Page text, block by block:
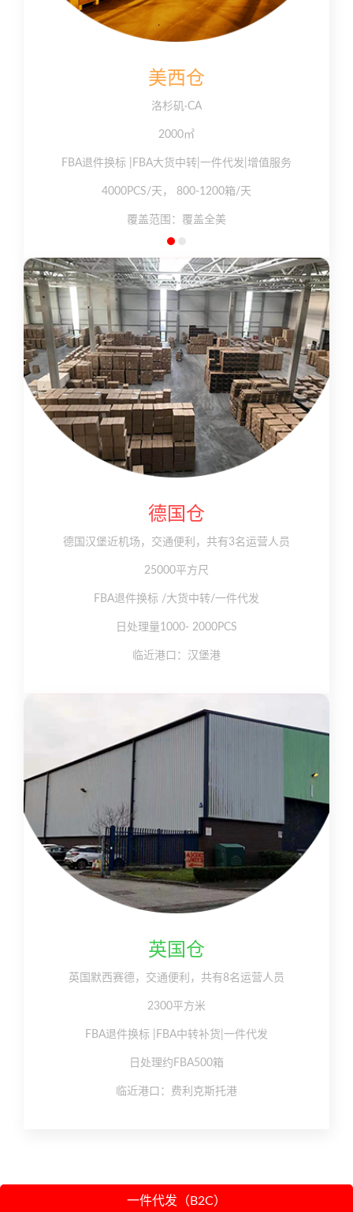
美西仓
洛杉矶·CA
2000㎡
FBA退件换标 |FBA大货中转|一件代发|增值服务
4000PCS/天， 800-1200箱/天
覆盖范围：覆盖全美
德国仓
德国汉堡近机场，交通便利，共有3名运营人员
25000平方尺
FBA退件换标 /大货中转/一件代发
日处理量1000- 2000PCS
临近港口：汉堡港
英国仓
英国默西赛德，交通便利，共有8名运营人员
2300平方米
FBA退件换标 |FBA中转补货|一件代发
日处理约FBA500箱
临近港口：费利克斯托港
一件代发（B2C）